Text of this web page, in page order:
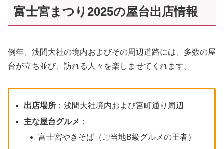
富士宮まつり2025の屋台出店情報
例年、浅間大社の境内およびその周辺道路には、多数の屋
台が立ち並び、訪れる人々を楽しませてくれます。
出店場所 ：浅間大社境内および宮町通り周辺
主な屋台グルメ ：
富士宮やきそば（ご当地B級グルメの王者）